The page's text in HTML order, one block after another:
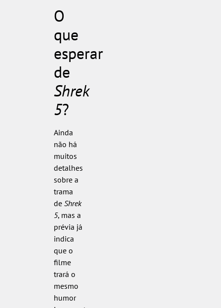
O
que
esperar
de
Shrek
5?
Ainda
não há
muitos
detalhes
sobre a
trama
de Shrek
5, mas a
prévia já
indica
que o
filme
trará o
mesmo
humor